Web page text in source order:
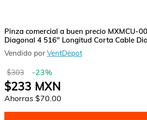
Pinza comercial a buen precio MXMCU-
Diagonal 4 516" Longitud Corta Cable
Vendido porVentDepot
$303 -23%
$233 MXN
Ahorras $70.00